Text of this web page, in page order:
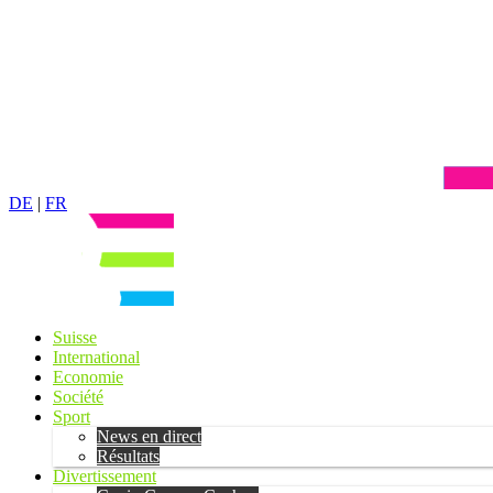
DE | FR
Suisse
International
Economie
Société
Sport
News en direct
Résultats
Divertissement